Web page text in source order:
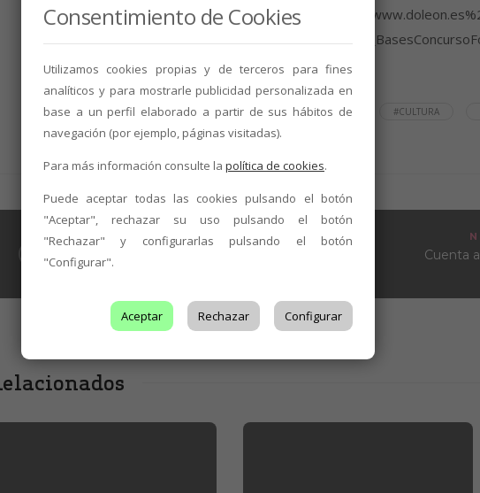
btn_add_icon=”true”
[/vc_cta][/vc_column][/vc_row]
TAGS #ARTE #BODEGAS #CONCURSO #CULTURA
#FOTOGRAFIA
#VIÑEDOS
NOTICIAS
Prieto Picudo y Albarín para dar color y
sabor a los platos de Masterchef
Cuenta
Consentimiento de Cookies
Utilizamos cookies propias y de terceros para fines
analíticos y para mostrarle publicidad personalizada en
base a un perfil elaborado a partir de sus hábitos de
navegación (por ejemplo, páginas visitadas).
Para más información consulte la política de cookies.
Puede aceptar todas las cookies pulsando el botón
"Aceptar", rechazar su uso pulsando el botón
"Rechazar" y configurarlas pulsando el botón
"Configurar".
Aceptar Rechazar Configurar